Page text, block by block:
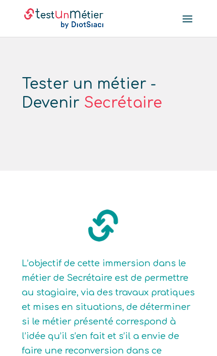
Tester un métier -
Devenir Secrétaire
L’objectif de cette immersion dans le
métier de Secrétaire est de permettre
au stagiaire, via des travaux pratiques
et mises en situations, de déterminer
si le métier présenté correspond à
l’idée qu’il s’en fait et s’il a envie de
faire une reconversion dans ce